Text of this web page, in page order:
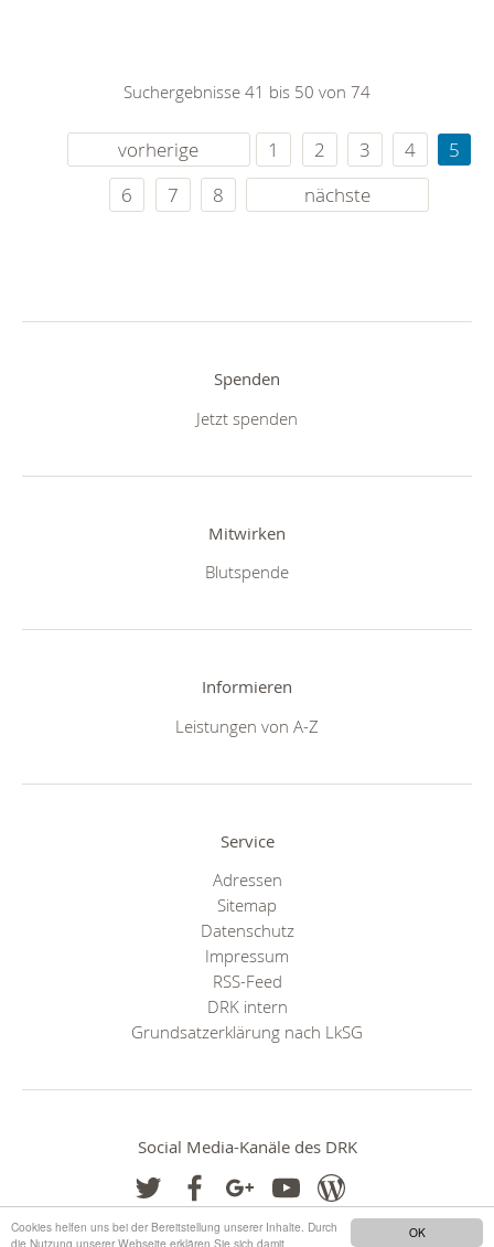
OK
Cookies helfen uns bei der Bereitstellung unserer Inhalte. Durch
die Nutzung unserer Webseite erklären Sie sich damit
Suchergebnisse 41 bis 50 von 74
vorherige 1 2 3 4
5
6
7 8 nächste
Spenden
Jetzt spenden
Mitwirken
Blutspende
Informieren
Leistungen von A-Z
Service
Adressen
Sitemap
Datenschutz
Impressum
RSS-Feed
DRK intern
Grundsatzerklärung nach LkSG
Social Media-Kanäle des DRK